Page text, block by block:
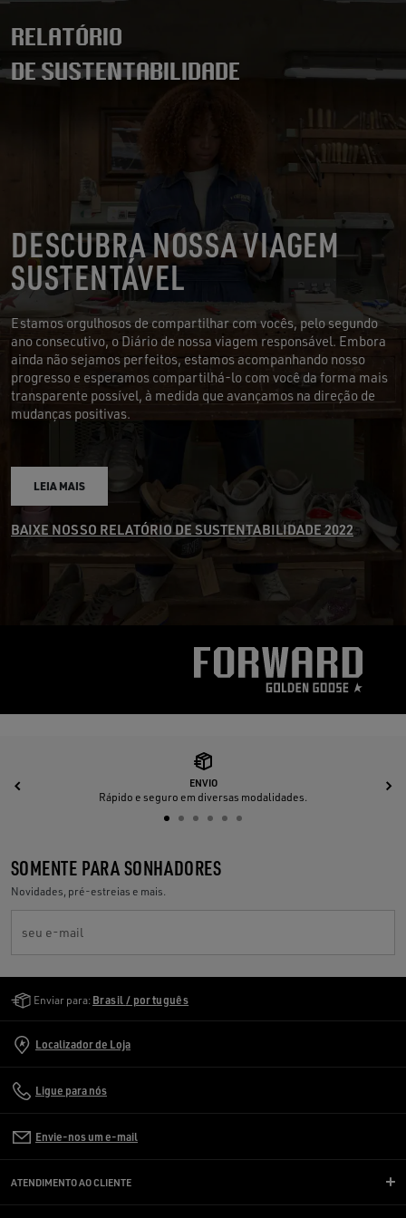
RELATÓRIO
DE SUSTENTABILIDADE
DESCUBRA NOSSA VIAGEM
SUSTENTÁVEL
Estamos orgulhosos de compartilhar com vocês, pelo segundo
ano consecutivo, o Diário de nossa viagem responsável. Embora
ainda não sejamos perfeitos, estamos acompanhando nosso
progresso e esperamos compartilhá-lo com você da forma mais
transparente possível, à medida que avançamos na direção de
mudanças positivas.
LEIA MAIS
BAIXE NOSSO RELATÓRIO DE SUSTENTABILIDADE 2022
ENVIO
Rápido e seguro em diversas modalidades.
Anterior
SOMENTE PARA SONHADORES
Novidades, pré-estreias e mais.
seu e-mail
Enviar para: Brasil / português
Localizador de Loja
Ligue para nós
Envie-nos um e-mail
ATENDIMENTO AO CLIENTE